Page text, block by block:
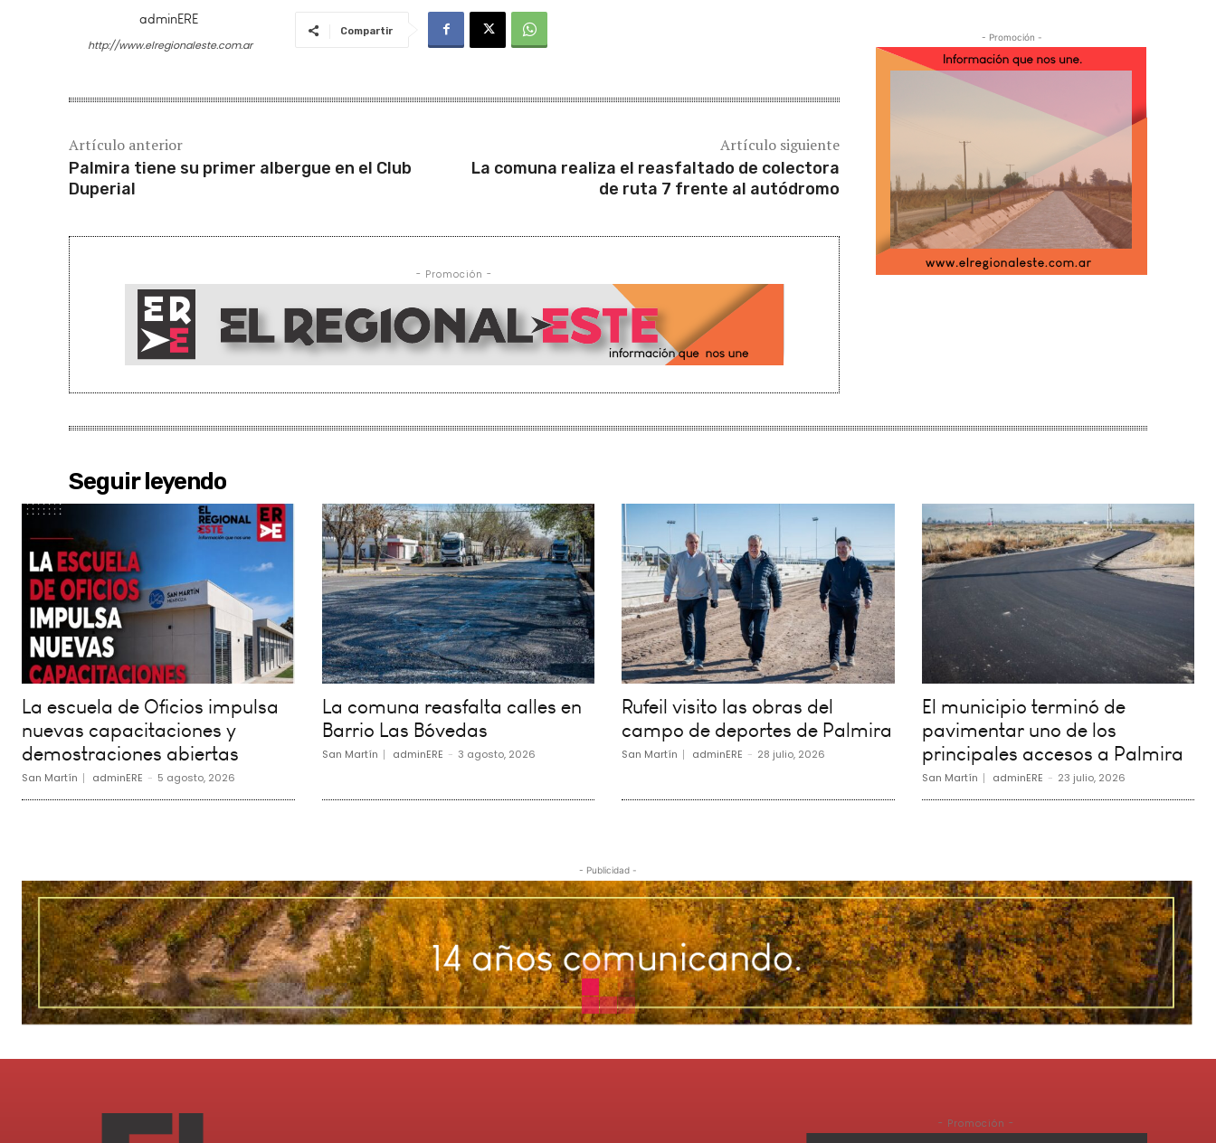
adminERE
http://www.elregionaleste.com.ar
Compartir
Artículo anterior
Palmira tiene su primer albergue en el Club
Duperial
Artículo siguiente
La comuna realiza el reasfaltado de colectora
de ruta 7 frente al autódromo
- Promoción -
- Promoción -
Seguir leyendo
La escuela de Oficios impulsa
nuevas capacitaciones y
demostraciones abiertas
San Martín adminERE - 5 agosto, 2026
La comuna reasfalta calles en
Barrio Las Bóvedas
San Martín adminERE - 3 agosto, 2026
Rufeil visito las obras del
campo de deportes de Palmira
San Martín adminERE - 28 julio, 2026
El municipio terminó de
pavimentar uno de los
principales accesos a Palmira
San Martín adminERE - 23 julio, 2026
- Publicidad -
- Promoción -